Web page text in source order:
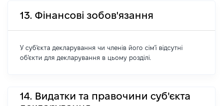
13. Фінансові зобов'язання
У суб'єкта декларування чи членів його сім'ї відсутні
об'єкти для декларування в цьому розділі.
14. Видатки та правочини суб'єкта